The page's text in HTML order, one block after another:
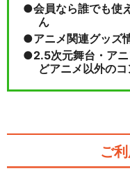
会員なら誰でも使
ん
アニメ関連グッズ
2.5次元舞台・ア
どアニメ以外の
ご